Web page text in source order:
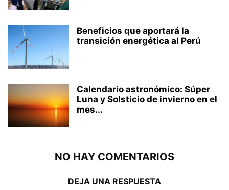
Beneficios que aportará la
transición energética al Perú
Calendario astronómico: Súper
Luna y Solsticio de invierno en el
mes...
NO HAY COMENTARIOS
DEJA UNA RESPUESTA